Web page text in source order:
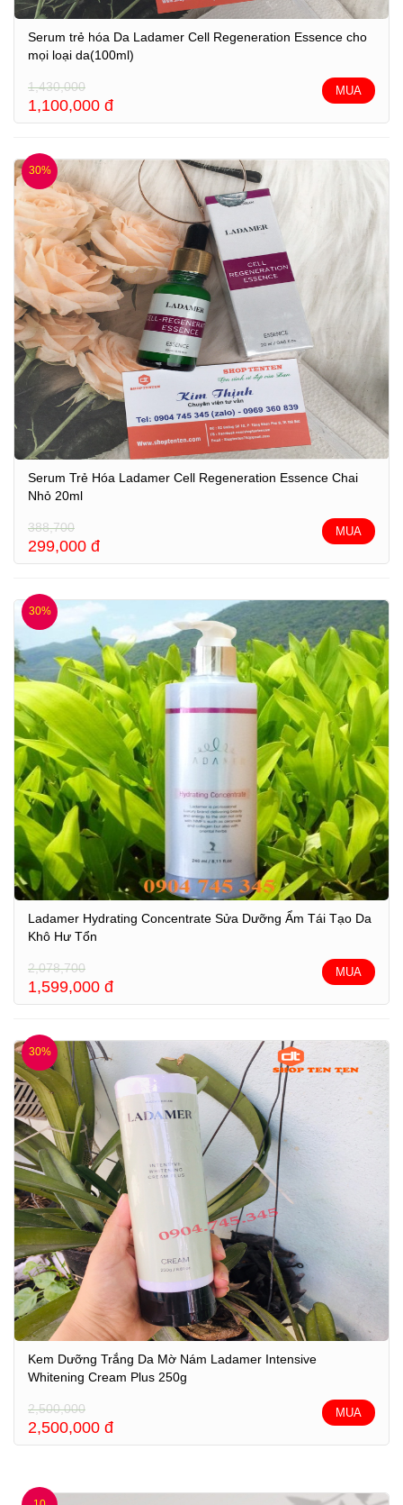
Serum trẻ hóa Da Ladamer Cell Regeneration Essence cho
mọi loại da(100ml)
1,430,000
1,100,000 đ
MUA
30%
Serum Trẻ Hóa Ladamer Cell Regeneration Essence Chai
Nhỏ 20ml
388,700
299,000 đ
MUA
30%
Ladamer Hydrating Concentrate Sửa Dưỡng Ẩm Tái Tạo Da
Khô Hư Tổn
2,078,700
1,599,000 đ
MUA
30%
Kem Dưỡng Trắng Da Mờ Nám Ladamer Intensive
Whitening Cream Plus 250g
2,500,000
2,500,000 đ
MUA